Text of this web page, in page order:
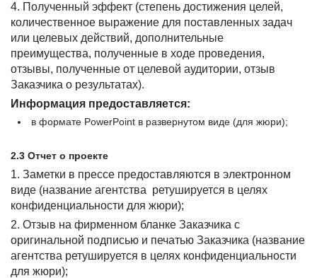
4. Полученный эффект (степень достижения целей,
количественное выражение для поставленных задач
или целевых действий, дополнительные
преимущества, полученные в ходе проведения,
отзывы, полученные от целевой аудитории, отзыв
Заказчика о результатах).
Информация предоставляется:
в формате PowerPoint в развернутом виде (для жюри);
2.3 Отчет о проекте
1. Заметки в прессе предоставляются в электронном
виде (название агентства ретушируется в целях
конфиденциальности для жюри);
2. Отзыв на фирменном бланке Заказчика с
оригинальной подписью и печатью Заказчика (название
агентства ретушируется в целях конфиденциальности
для жюри);